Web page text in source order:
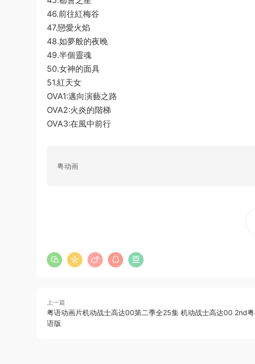
46.前往紅梅谷
47.戀愛火焰
48.如夢般的夜晚
49.半個靈魂
50.女神的面具
51.紅天女
OVA1:邁向演藝之路
OVA2:火炎的階梯
OVA3:在風中前行
粤动画
上一篇
粤语动画片机动战士高达00第二季全25集 机动战士高达00 2nd粤
语版